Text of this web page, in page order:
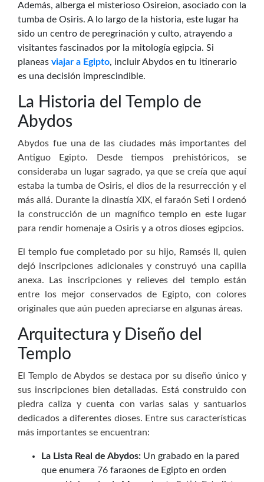
Además, alberga el misterioso Osireion, asociado con la
tumba de Osiris. A lo largo de la historia, este lugar ha
sido un centro de peregrinación y culto, atrayendo a
visitantes fascinados por la mitología egipcia. Si
planeas viajar a Egipto, incluir Abydos en tu itinerario
es una decisión imprescindible.
La Historia del Templo de
Abydos
Abydos fue una de las ciudades más importantes del
Antiguo Egipto. Desde tiempos prehistóricos, se
consideraba un lugar sagrado, ya que se creía que aquí
estaba la tumba de Osiris, el dios de la resurrección y el
más allá. Durante la dinastía XIX, el faraón Seti I ordenó
la construcción de un magnífico templo en este lugar
para rendir homenaje a Osiris y a otros dioses egipcios.
El templo fue completado por su hijo, Ramsés II, quien
dejó inscripciones adicionales y construyó una capilla
anexa. Las inscripciones y relieves del templo están
entre los mejor conservados de Egipto, con colores
originales que aún pueden apreciarse en algunas áreas.
Arquitectura y Diseño del
Templo
El Templo de Abydos se destaca por su diseño único y
sus inscripciones bien detalladas. Está construido con
piedra caliza y cuenta con varias salas y santuarios
dedicados a diferentes dioses. Entre sus características
más importantes se encuentran:
La Lista Real de Abydos: Un grabado en la pared
que enumera 76 faraones de Egipto en orden